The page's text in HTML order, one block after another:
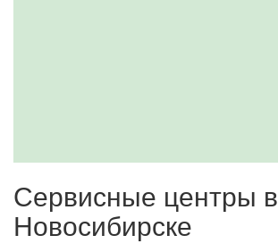
Сервисные центры в
Новосибирске